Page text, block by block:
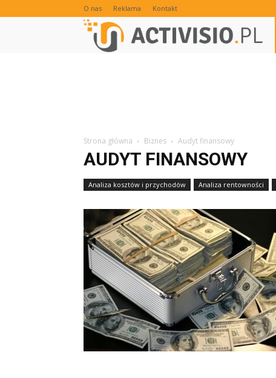
O nas Reklama Kontakt
Strona główna Biznes Audyt finansowy
AUDYT FINANSOWY
Analiza kosztów i przychodów Analiza rentowności